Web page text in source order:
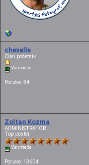
chevelle
Član početnik
Van mreže
Poruke: 84
Zoltan Kozma
ADMINISTRATOR
Top poster
Van mreže
Poruke: 13604